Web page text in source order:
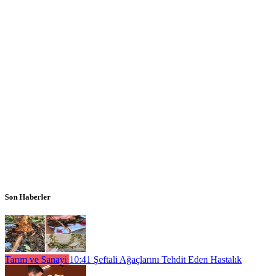
Son Haberler
Tarım ve Sanayi 10:41 Şeftali Ağaçlarını Tehdit Eden Hastalık